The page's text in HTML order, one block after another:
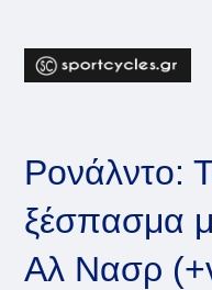
content
Ρονάλντο:
ξέσπασμα
Αλ Νασρ